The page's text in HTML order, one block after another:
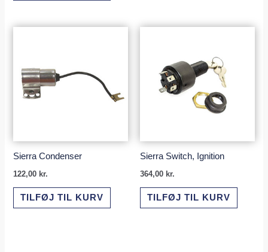
Sierra Condenser
122,00 kr.
TILFØJ TIL KURV
Sierra Switch, Ignition
364,00 kr.
TILFØJ TIL KURV